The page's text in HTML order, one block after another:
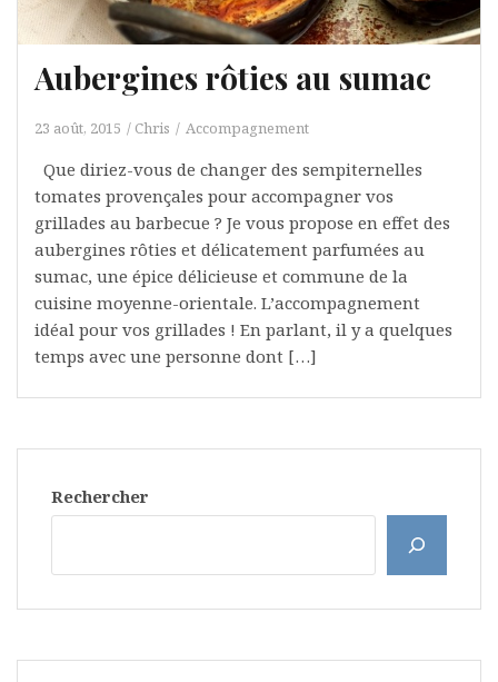
Aubergines rôties au sumac
23 août, 2015 Chris Accompagnement
Que diriez-vous de changer des sempiternelles
tomates provençales pour accompagner vos
grillades au barbecue ? Je vous propose en effet des
aubergines rôties et délicatement parfumées au
sumac, une épice délicieuse et commune de la
cuisine moyenne-orientale. L’accompagnement
idéal pour vos grillades ! En parlant, il y a quelques
temps avec une personne dont […]
Rechercher